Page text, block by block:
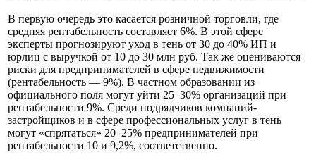
В первую очередь это касается розничной торговли, где
средняя рентабельность составляет 6%. В этой сфере
эксперты прогнозируют уход в тень от 30 до 40% ИП и
юрлиц с выручкой от 10 до 30 млн руб. Так же оцениваются
риски для предпринимателей в сфере недвижимости
(рентабельность — 9%). В частном образовании из
официального поля могут уйти 25–30% организаций при
рентабельности 9%. Среди подрядчиков компаний-
застройщиков и в сфере профессиональных услуг в тень
могут «спрятаться» 20–25% предпринимателей при
рентабельности 10 и 9,2%, соответственно.